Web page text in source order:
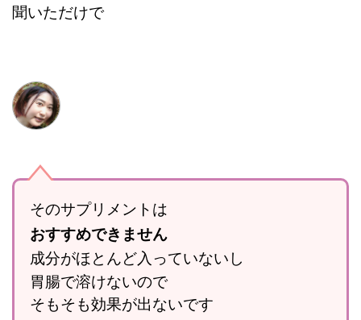
聞いただけで
そのサプリメントは
おすすめできません
成分がほとんど入っていないし
胃腸で溶けないので
そもそも効果が出ないです